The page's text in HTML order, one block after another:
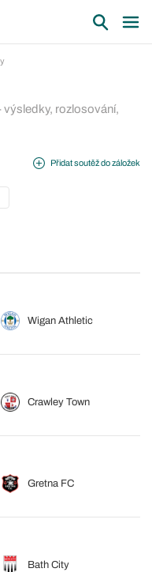
výsledky, rozlosování,
Přidat soutěž do záložek
Wigan Athletic
Crawley Town
Gretna FC
Bath City